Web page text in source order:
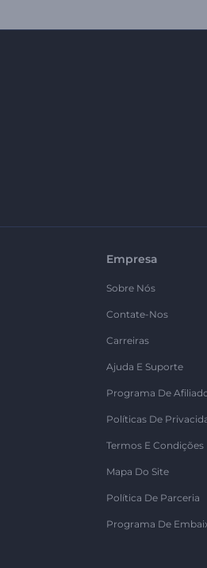
Empresa
Sobre Nós
Contate-Nos
Carreiras
Ajuda E Suporte
Programa De
Políticas De
Termos E Condições
Mapa Do Site
Política De Parceria
Programa De